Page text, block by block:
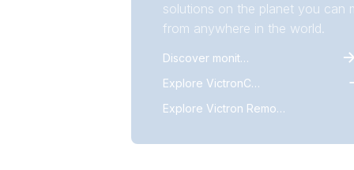
solutions on the planet you can
from anywhere in the world.
Discover monitoring
Explore VictronConnect
Explore Victron Remote Monitoring